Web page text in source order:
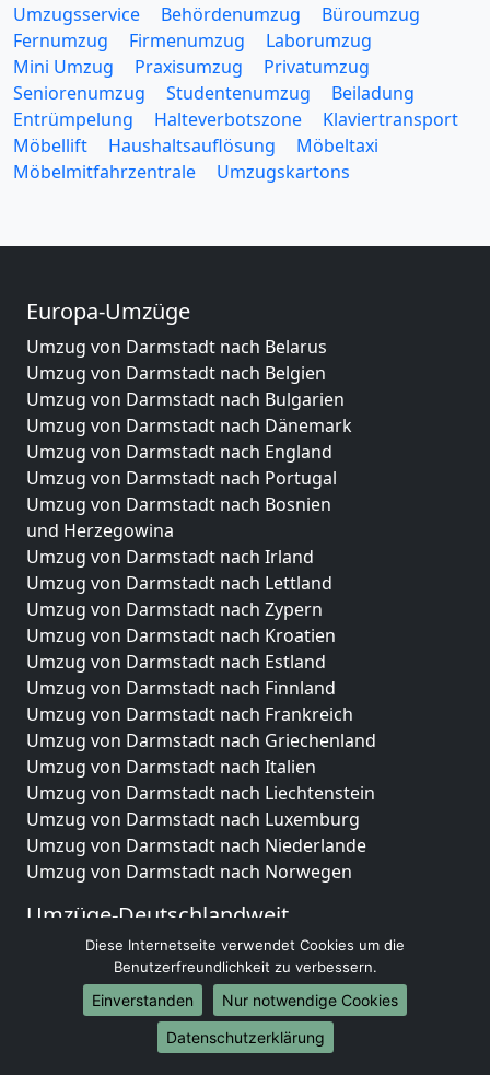
Umzugsservice Behördenumzug
Büroumzug
Fernumzug
Firmenumzug
Laborumzug
Mini Umzug
Praxisumzug
Privatumzug
Seniorenumzug
Studentenumzug
Beiladung
Entrümpelung
Halteverbotszone
Klaviertransport
Möbellift
Haushaltsauflösung
Möbeltaxi
Möbelmitfahrzentrale
Umzugskartons
Europa-Umzüge
Umzug von Darmstadt nach Belarus
Umzug von Darmstadt nach Belgien
Umzug von Darmstadt nach Bulgarien
Umzug von Darmstadt nach Dänemark
Umzug von Darmstadt nach England
Umzug von Darmstadt nach Portugal
Umzug von Darmstadt nach Bosnien
und Herzegowina
Umzug von Darmstadt nach Irland
Umzug von Darmstadt nach Lettland
Umzug von Darmstadt nach Zypern
Umzug von Darmstadt nach Kroatien
Umzug von Darmstadt nach Estland
Umzug von Darmstadt nach Finnland
Umzug von Darmstadt nach Frankreich
Umzug von Darmstadt nach Griechenland
Umzug von Darmstadt nach Italien
Umzug von Darmstadt nach Liechtenstein
Umzug von Darmstadt nach Luxemburg
Umzug von Darmstadt nach Niederlande
Umzug von Darmstadt nach Norwegen
Umzüge-Deutschlandweit
Umzug von Darmstadt nach Berlin
Umzug von Darmstadt nach Hamburg
Umzug von Darmstadt nach München
Umzug von Darmstadt nach Köln
Umzug von Darmstadt nach Frankfurt am Main
Diese Internetseite verwendet Cookies um die
Benutzerfreundlichkeit zu verbessern.
Einverstanden
Nur notwendige Cookies
Datenschutzerklärung